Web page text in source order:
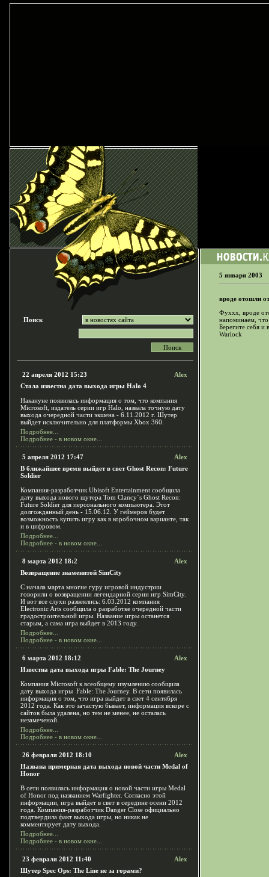
Поиск
22 апреля 2012 15:23
Alex
Стала известна дата выхода игры Halo 4
Накануне появилась информация о том, что компания
Microsoft, издатель серии игр Halo, назвала точную дату
выхода очередной части экшена - 6.11.2012 г. Шутер
выйдет исключительно для платформы Xbox 360.
Подробнее...
Подробнее - в новом окне...
5 апреля 2012 17:47
Alex
В ближайшее время выйдет в свет Ghost Recon: Future
Soldier
Компания-разработчик Ubisoft Entertainment сообщила
дату выхода нового шутера Tom Clancy`s Ghost Recon:
Future Soldier для персонального компьютера. Этот
долгожданный день - 15.06.12. У геймеров будет
возможность купить игру как в коробочном варианте, так
и в цифровом.
Подробнее...
Подробнее - в новом окне...
8 марта 2012 18:2
Alex
Возвращение знаменитой SimCity
С начала марта многие гуру игровой индустрии
говорили о возвращении легендарной серии игр SimCity.
И вот все слухи развеялись: 6.03.2012 компания
Electronic Arts сообщила о разработке очередной части
градостроительной игры. Название игры останется
старым, а сама игра выйдет в 2013 году.
Подробнее...
Подробнее - в новом окне...
6 марта 2012 18:12
Alex
Известна дата выхода игры Fable: The Journey
Компания Microsoft к всеобщему изумлению сообщила
дату выхода игры Fable: The Journey. В сети появилась
информация о том, что игра выйдет в свет 4 сентября
2012 года. Как это зачастую бывает, информация вскоре с
сайтов была удалена, но тем не менее, не осталась
незамеченой.
Подробнее...
Подробнее - в новом окне...
26 февраля 2012 18:10
Alex
Названа примерная дата выхода новой части Medal of
Honor
В сети появилась информация о новой части игры Medal
of Honor под названием Warfighter. Согласно этой
информации, игра выйдет в свет в середине осени 2012
года. Компания-разработчик Danger Close официально
подтвердила факт выхода игры, но никак не
комментирует дату выхода.
Подробнее...
Подробнее - в новом окне...
23 февраля 2012 11:40
Alex
Шутер Spec Ops: The Line не за горами?
5 января 2003
вроде отошли
Фуххх, вроде
напоминаем, что
Берегите себя и
Warlock